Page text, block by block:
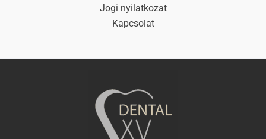
Jogi nyilatkozat
Kapcsolat